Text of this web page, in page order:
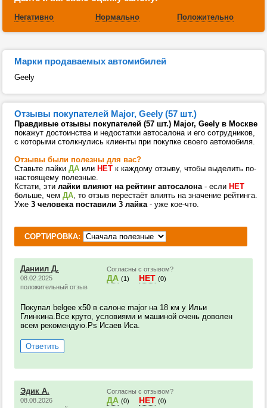
Негативно Нормально Положительно
Марки продаваемых автомибилей
Geely
Отзывы покупателей Major, Geely (57 шт.)
Правдивые отзывы покупателей (57 шт.) Major, Geely в Москве
покажут достоинства и недостатки автосалона и его сотрудников,
с которыми столкнулись клиенты при покупке своего автомобиля.
Отзывы были полезны для вас?
Ставьте лайки ДА или НЕТ к каждому отзыву, чтобы выделить по-
настоящему полезные.
Кстати, эти лайки влияют на рейтинг автосалона- если НЕТ
больше, чем ДА, то отзыв перестаёт влиять на значение рейтинга.
Уже 3 человека поставили 3 лайка- уже кое-что.
СОРТИРОВКА:
Даниил Д.
08.02.2025
положительный отзыв
Согласны с отзывом?
ДА (1) НЕТ (0)
Покупал belgee x50 в салоне major на 18 км у Ильи
Глинкина.Все круто, условиями и машиной очень доволен
всем рекомендую.Ps Исаев Иса.
Ответить
Эдик А.
08.08.2026
Согласны с отзывом?
ДА (0) НЕТ (0)